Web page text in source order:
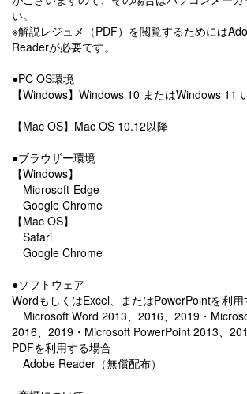
い。
※解説レジュメ（PDF）を閲覧するためには
Readerが必要です。
●PC OS環境
【Windows】Windows 10 またはWindows 11
【Mac OS】Mac OS 10.12以降
●ブラウザー環境
【Windows】
Microsoft Edge
Google Chrome
【Mac OS】
Safari
Google Chrome
●ソフトウェア
WordもしくはExcel、またはPowerPointを利用
Microsoft Word 2013、2016、2019・
2016、2019・Microsoft PowerPoint 2013、
PDFを利用する場合
Adobe Reader（無償配布）